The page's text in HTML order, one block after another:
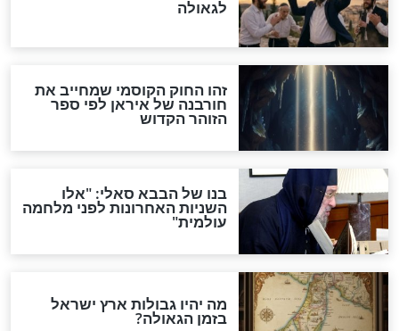
"לפני הגאולה תהיה אפיקורסות
והכחשה גדולה מאוד של
האמונה"
האם לאחר בוא המשיח יהיה
אפשר לחזור בתשובה?
לכל המאמרים